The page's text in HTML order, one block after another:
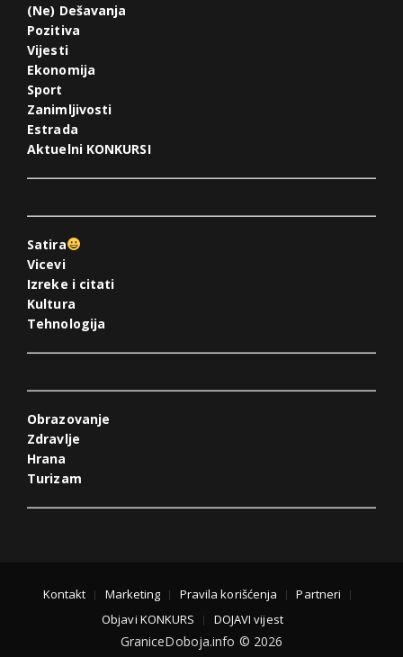
(Ne) Dešavanja
Pozitiva
Vijesti
Ekonomija
Sport
Zanimljivosti
Estrada
Aktuelni KONKURSI
Satira
Vicevi
Izreke i citati
Kultura
Tehnologija
Obrazovanje
Zdravlje
Hrana
Turizam
Kontakt Marketing Pravila korišćenja
Partneri
Objavi KONKURS
DOJAVI vijest
GraniceDoboja.info © 2026